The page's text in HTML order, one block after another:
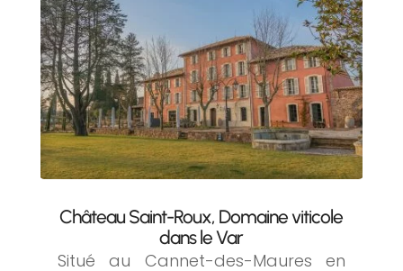
Château Saint-Roux, Domaine viticole
dans le Var
Situé au Cannet-des-Maures en